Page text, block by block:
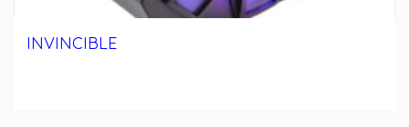
INVINCIBLE